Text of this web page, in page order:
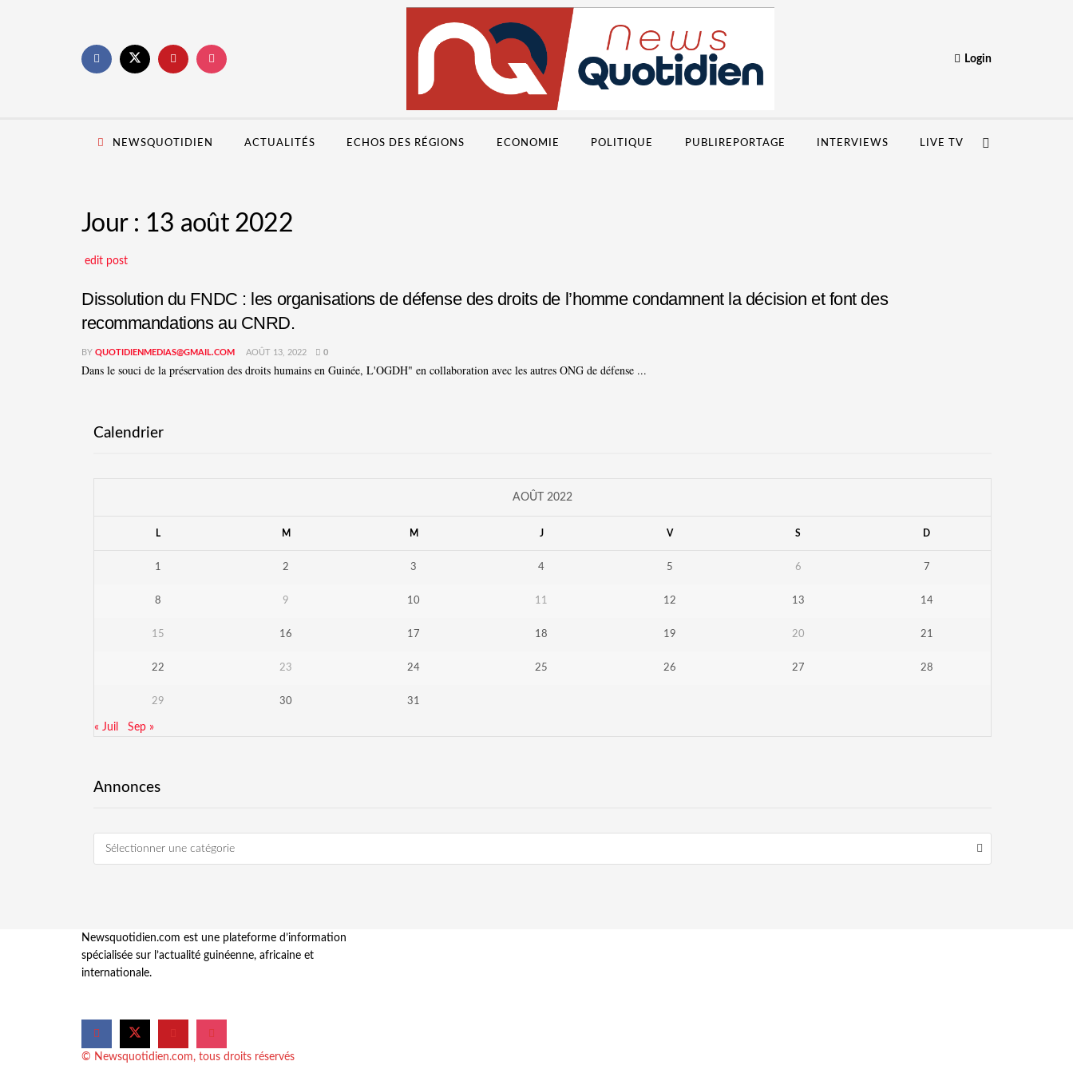
Login
NEWSQUOTIDIEN ACTUALITÉS ECHOS DES RÉGIONS ECONOMIE POLITIQUE PUBLIREPORTAGE INTERVIEWS LIVE TV
Jour : 13 août 2022
edit post
Dissolution du FNDC : les organisations de défense des droits de l’homme condamnent la décision et font des
recommandations au CNRD.
BY QUOTIDIENMEDIAS@GMAIL.COM AOÛT 13, 2022 0
Dans le souci de la préservation des droits humains en Guinée, L'OGDH" en collaboration avec les autres ONG de défense ...
Calendrier
AOÛT 2022
L M M J V S D
1 2 3 4 5 6 7
8 9 10 11 12 13 14
15 16 17 18 19 20 21
22 23 24 25 26 27 28
29 30 31
« Juil Sep »
Annonces
Sélectionner une catégorie
Newsquotidien.com est une plateforme d’information
spécialisée sur l’actualité guinéenne, africaine et
internationale.
© Newsquotidien.com, tous droits réservés